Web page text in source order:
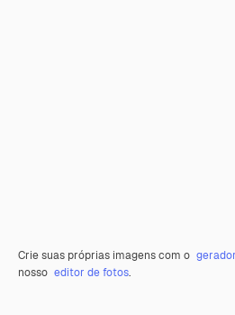
Crie suas próprias imagens com o
nosso editor de fotos.